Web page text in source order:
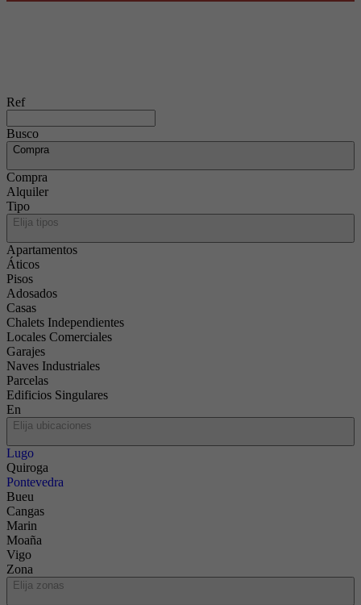
Ref
Busco
Compra
Compra
Alquiler
Tipo
Elija tipos
Apartamentos
Áticos
Pisos
Adosados
Casas
Chalets Independientes
Locales Comerciales
Garajes
Naves Industriales
Parcelas
Edificios Singulares
En
Elija ubicaciones
Lugo
Quiroga
Pontevedra
Bueu
Cangas
Marin
Moaña
Vigo
Zona
Elija zonas